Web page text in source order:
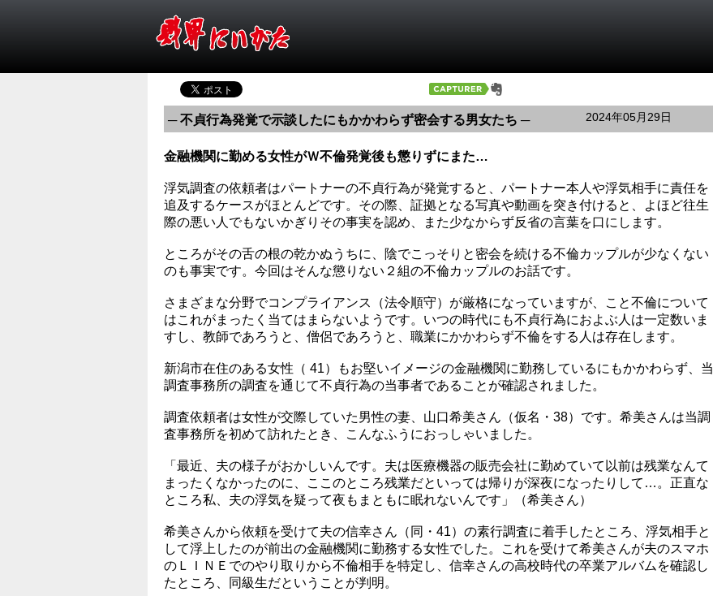
─ 不貞行為発覚で示談したにもかかわらず密会する男女たち ─ 2024年05月29日
金融機関に勤める女性がＷ不倫発覚後も懲りずにまた…
浮気調査の依頼者はパートナーの不貞行為が発覚すると、パートナー本人や浮気相手に責任を
追及するケースがほとんどです。その際、証拠となる写真や動画を突き付けると、よほど往生
際の悪い人でもないかぎりその事実を認め、また少なからず反省の言葉を口にします。
ところがその舌の根の乾かぬうちに、陰でこっそりと密会を続ける不倫カップルが少なくない
のも事実です。今回はそんな懲りない２組の不倫カップルのお話です。
さまざまな分野でコンプライアンス（法令順守）が厳格になっていますが、こと不倫について
はこれがまったく当てはまらないようです。いつの時代にも不貞行為におよぶ人は一定数いま
すし、教師であろうと、僧侶であろうと、職業にかかわらず不倫をする人は存在します。
新潟市在住のある女性（ 41）もお堅いイメージの金融機関に勤務しているにもかかわらず、当
調査事務所の調査を通じて不貞行為の当事者であることが確認されました。
調査依頼者は女性が交際していた男性の妻、山口希美さん（仮名・38）です。希美さんは当調
査事務所を初めて訪れたとき、こんなふうにおっしゃいました。
「最近、夫の様子がおかしいんです。夫は医療機器の販売会社に勤めていて以前は残業なんて
まったくなかったのに、ここのところ残業だといっては帰りが深夜になったりして…。正直な
ところ私、夫の浮気を疑って夜もまともに眠れないんです」（希美さん）
希美さんから依頼を受けて夫の信幸さん（同・41）の素行調査に着手したところ、浮気相手と
して浮上したのが前出の金融機関に勤務する女性でした。これを受けて希美さんが夫のスマホ
のＬＩＮＥでのやり取りから不倫相手を特定し、信幸さんの高校時代の卒業アルバムを確認し
たところ、同級生だということが判明。